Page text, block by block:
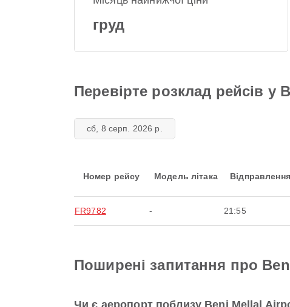
груд
Перевірте розклад рейсів у
сб, 8 серп. 2026 р.
Номер рейсу Модель літака Відправлення
FR9782 - 21:55
Поширені запитання про
Чи є аеропорт поблизу Beni Mellal